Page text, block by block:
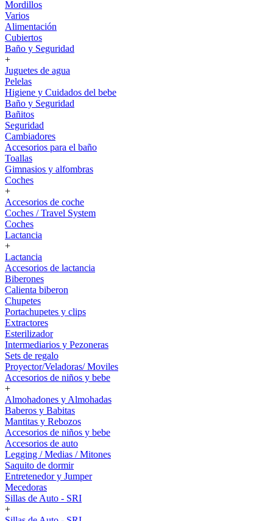
Mordillos
Varios
Alimentación
Cubiertos
Baño y Seguridad
+
Juguetes de agua
Pelelas
Higiene y Cuidados del bebe
Baño y Seguridad
Bañitos
Seguridad
Cambiadores
Accesorios para el baño
Toallas
Gimnasios y alfombras
Coches
+
Accesorios de coche
Coches / Travel System
Coches
Lactancia
+
Lactancia
Accesorios de lactancia
Biberones
Calienta biberon
Chupetes
Portachupetes y clips
Extractores
Esterilizador
Intermediarios y Pezoneras
Sets de regalo
Proyector/Veladoras/ Moviles
Accesorios de niños y bebe
+
Almohadones y Almohadas
Baberos y Babitas
Mantitas y Rebozos
Accesorios de niños y bebe
Accesorios de auto
Legging / Medias / Mitones
Saquito de dormir
Entretenedor y Jumper
Mecedoras
Sillas de Auto - SRI
+